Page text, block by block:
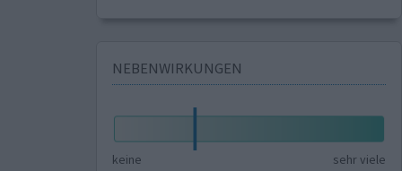
NEBENWIRKUNGEN
keine sehr viele